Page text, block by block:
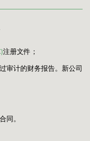
注册文件；
审计的财务报告。新公司
同。